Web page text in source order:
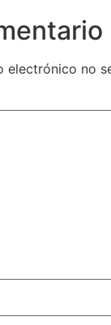
electrónico no